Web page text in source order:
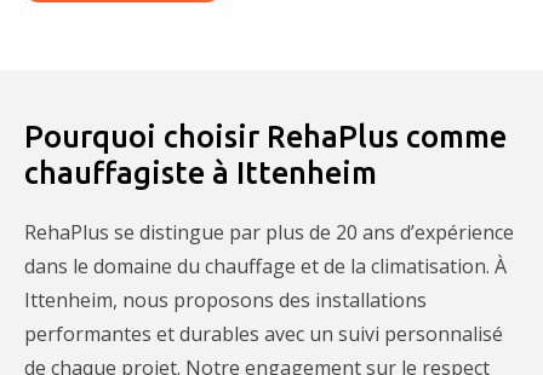
Pourquoi choisir RehaPlus comme
chauffagiste à Ittenheim
RehaPlus se distingue par plus de 20 ans d’expérience
dans le domaine du chauffage et de la climatisation. À
Ittenheim, nous proposons des installations
performantes et durables avec un suivi personnalisé
de chaque projet. Notre engagement sur le respect